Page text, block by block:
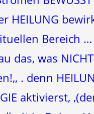
HEILUNG
Bereich
das, was
. denn
aktivierst,